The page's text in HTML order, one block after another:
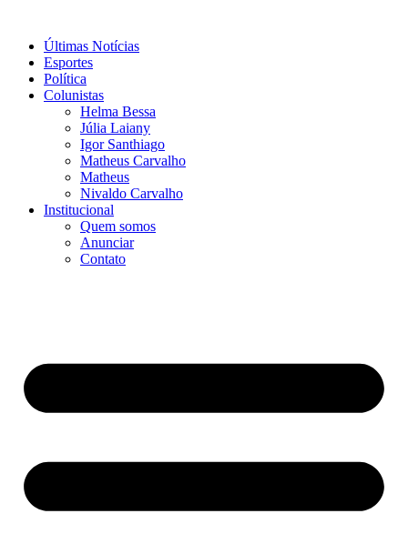
conteúdo
Últimas Notícias
Esportes
Política
Colunistas
Helma Bessa
Júlia Laiany
Igor Santhiago
Matheus Carvalho
Matheus
Nivaldo Carvalho
Institucional
Quem somos
Anunciar
Contato